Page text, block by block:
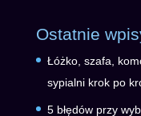
Ostatnie
Łóżko, szafa,
sypialni krok po
5 błędów przy